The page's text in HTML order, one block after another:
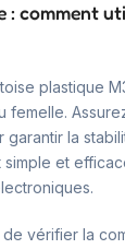
: comment
plastique
femelle.
la
et
vérifier la